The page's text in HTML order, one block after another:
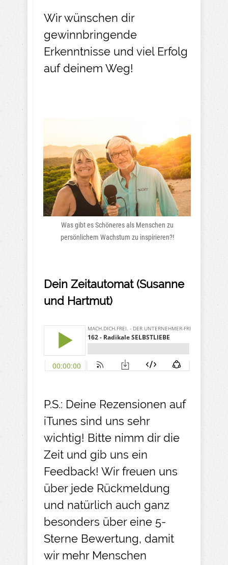
Wir wünschen dir
gewinnbringende
Erkenntnisse und viel Erfolg
auf deinem Weg!
Was gibt es Schöneres als Menschen zu
persönlichem Wachstum zu inspirieren?!
Dein Zeitautomat (Susanne
und Hartmut)
P.S.: Deine Rezensionen auf
iTunes sind uns sehr
wichtig! Bitte nimm dir die
Zeit und gib uns ein
Feedback! Wir freuen uns
über jede Rückmeldung
und natürlich auch ganz
besonders über eine 5-
Sterne Bewertung, damit
wir mehr Menschen